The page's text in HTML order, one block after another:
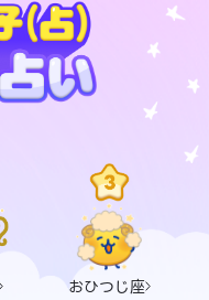
おひつじ座